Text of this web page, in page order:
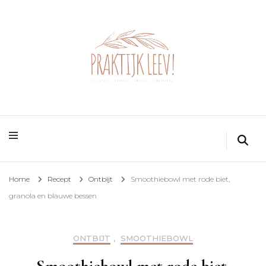
Home Recept Ontbijt
Smoothiebowl met rode biet,
granola en blauwe bessen
ONTBIJT , SMOOTHIEBOWL